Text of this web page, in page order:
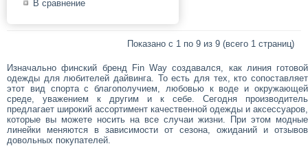
В сравнение
Показано с 1 по 9 из 9 (всего 1 страниц)
Изначально финский бренд Fin Way создавался, как линия готовой
одежды для любителей дайвинга. То есть для тех, кто сопоставляет
этот вид спорта с благополучием, любовью к воде и окружающей
среде, уважением к другим и к себе. Сегодня производитель
предлагает широкий ассортимент качественной одежды и аксессуаров,
которые вы можете носить на все случаи жизни. При этом модные
линейки меняются в зависимости от сезона, ожиданий и отзывов
довольных покупателей.